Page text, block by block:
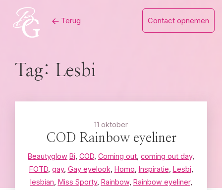
content
Terug Contact opnemen
Tag: Lesbi
11 oktober
COD Rainbow eyeliner
Beautyglow Bi COD Coming out coming out day,
FOTD, gay, Gay eyelook Homo Inspiratie Lesbi
lesbian Miss Sporty, Rainbow, Rainbow eyeliner,